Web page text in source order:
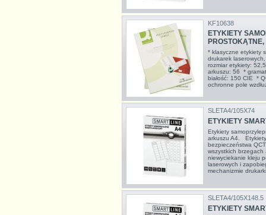
KF10638
ETYKIETY
* klasyczne etykiety
drukarek
rozmiar etykiety:
arkuszu: 56 *
białość: 150 CIE *
ochronne pole
SLETA4/105X74
ETYKIETY
Etykiety
arkuszu A4.
bezpieczeństwa
wszystkich brzegach
niewyciekanie kleju
laserowych i
mechanizmie
SLETA4/105X148.5
ETYKIETY